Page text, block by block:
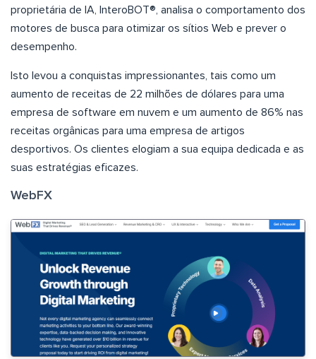
proprietária de IA, InteroBOT®, analisa o comportamento dos
motores de busca para otimizar os sítios Web e prever o
desempenho.
Isto levou a conquistas impressionantes, tais como um
aumento de receitas de 22 milhões de dólares para uma
empresa de software em nuvem e um aumento de 86% nas
receitas orgânicas para uma empresa de artigos
desportivos. Os clientes elogiam a sua equipa dedicada e as
suas estratégias eficazes.
WebFX